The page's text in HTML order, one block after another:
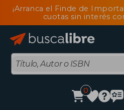
¡Arranca el Finde de
cuotas sin interés
0